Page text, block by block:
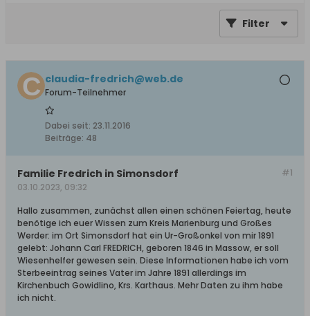
Filter
claudia-fredrich@web.de
Forum-Teilnehmer
Dabei seit: 23.11.2016
Beiträge: 48
#1
Familie Fredrich in Simonsdorf
03.10.2023, 09:32
Hallo zusammen, zunächst allen einen schönen Feiertag, heute
benötige ich euer Wissen zum Kreis Marienburg und Großes
Werder: im Ort Simonsdorf hat ein Ur-Großonkel von mir 1891
gelebt: Johann Carl FREDRICH, geboren 1846 in Massow, er soll
Wiesenhelfer gewesen sein. Diese Informationen habe ich vom
Sterbeeintrag seines Vater im Jahre 1891 allerdings im
Kirchenbuch Gowidlino, Krs. Karthaus. Mehr Daten zu ihm habe
ich nicht.